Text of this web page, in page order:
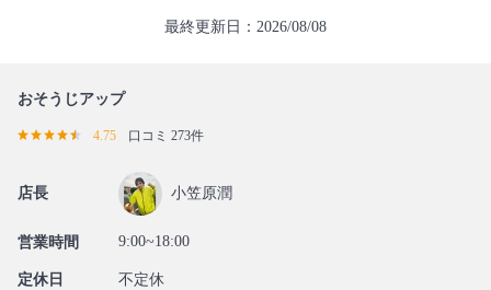
最終更新日：2026/08/08
おそうじアップ
4.75 口コミ 273件
店長 小笠原潤
営業時間 9:00~18:00
定休日 不定休